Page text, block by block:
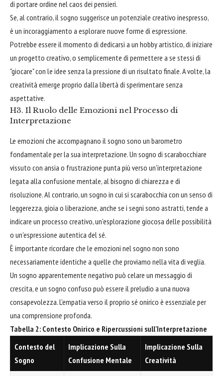
di portare ordine nel caos dei pensieri.
Se, al contrario, il sogno suggerisce un potenziale creativo inespresso,
è un incoraggiamento a esplorare nuove forme di espressione.
Potrebbe essere il momento di dedicarsi a un hobby artistico, di iniziare
un progetto creativo, o semplicemente di permettere a se stessi di
"giocare" con le idee senza la pressione di un risultato finale. A volte, la
creatività emerge proprio dalla libertà di sperimentare senza
aspettative.
H3. Il Ruolo delle Emozioni nel Processo di
Interpretazione
Le emozioni che accompagnano il sogno sono un barometro
fondamentale per la sua interpretazione. Un sogno di scarabocchiare
vissuto con ansia o frustrazione punta più verso un'interpretazione
legata alla confusione mentale, al bisogno di chiarezza e di
risoluzione. Al contrario, un sogno in cui si scarabocchia con un senso di
leggerezza, gioia o liberazione, anche se i segni sono astratti, tende a
indicare un processo creativo, un'esplorazione giocosa delle possibilità
o un'espressione autentica del sé.
È importante ricordare che le emozioni nel sogno non sono
necessariamente identiche a quelle che proviamo nella vita di veglia.
Un sogno apparentemente negativo può celare un messaggio di
crescita, e un sogno confuso può essere il preludio a una nuova
consapevolezza. L'empatia verso il proprio sé onirico è essenziale per
una comprensione profonda.
Tabella 2: Contesto Onirico e Ripercussioni sull'Interpretazione
Contesto del
Sogno
Implicazione Sulla
Confusione Mentale
Implicazione Sulla
Creatività